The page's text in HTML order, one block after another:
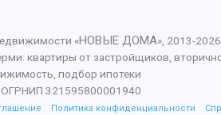
«НОВЫЕ ДОМА», 2013-2026
квартиры от застройщиков,
подбор ипотеки
321595800001940
Политика конфиденциальности